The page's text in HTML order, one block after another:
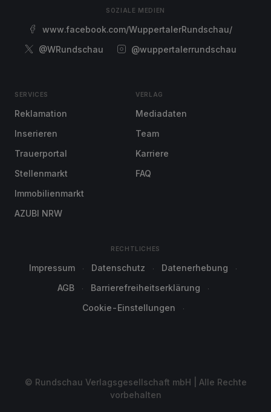
SOZIALE MEDIEN
www.facebook.com/WuppertalerRundschau/
@WRundschau
@wuppertalerrundschau
SERVICES
Reklamation
Inserieren
Trauerportal
Stellenmarkt
Immobilienmarkt
AZUBI NRW
VERLAG
Mediadaten
Team
Karriere
FAQ
RECHTLICHES
Impressum Datenschutz
Datenerhebung
AGB
Barrierefreiheitserklärung
Cookie-Einstellungen
© Rundschau Verlagsgesellschaft mbH | Alle Rechte
vorbehalten